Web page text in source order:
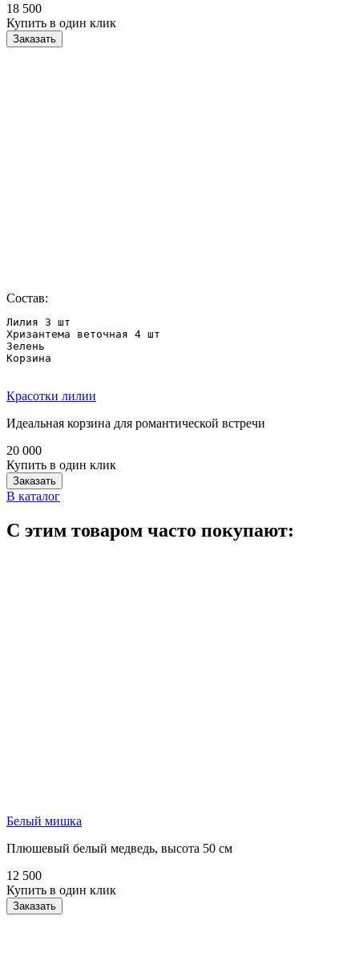
18 500
Купить в один клик
Заказать
Состав:
Лилия 3 шт
Хризантема веточная 4 шт
Зелень
Корзина
Красотки лилии
Идеальная корзина для романтической встречи
20 000
Купить в один клик
Заказать
В каталог
С этим товаром часто покупают:
Белый мишка
Плюшевый белый медведь, высота 50 см
12 500
Купить в один клик
Заказать